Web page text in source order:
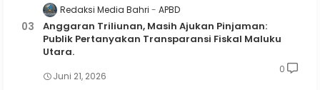
Redaksi Media Bahri APBD
Anggaran Triliunan, Masih Ajukan Pinjaman:
Publik Pertanyakan Transparansi Fiskal Maluku
Utara.
Juni 21, 2026
0